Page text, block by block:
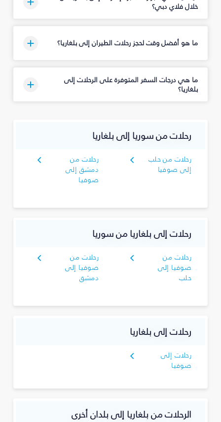
خلال فلاي دبي؟
ما هو أفضل وقت لحجز رحلات الطيران إلى بلغاريا؟
ما هي درجات السفر المتوفرة على الرحلات إلى
بلغاريا؟
رحلات من سوريا إلى بلغاريا
رحلات من حلب
إلى صوفيا
رحلات من
دمشق إلى
صوفيا
رحلات إلى بلغاريا من سوريا
رحلات من
صوفيا إلى
حلب
رحلات من
صوفيا إلى
دمشق
رحلات إلى بلغاريا
رحلات إلى
صوفيا
الرحلات من بلغاريا إلى بلدان أخرى